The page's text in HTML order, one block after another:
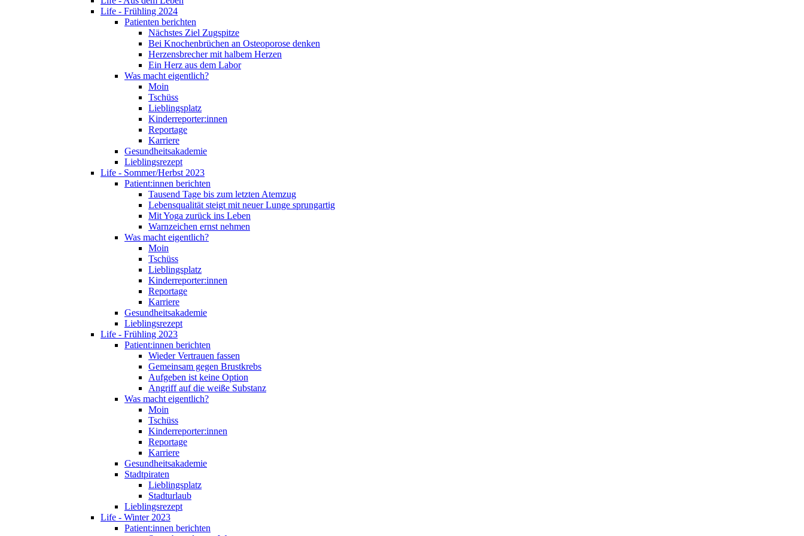
Life - Frühling 2024
Patienten berichten
Nächstes Ziel Zugspitze
Bei Knochenbrüchen an Osteoporose denken
Herzensbrecher mit halbem Herzen
Ein Herz aus dem Labor
Was macht eigentlich?
Moin
Tschüss
Lieblingsplatz
Kinderreporter:innen
Reportage
Karriere
Gesundheitsakademie
Lieblingsrezept
Life - Sommer/Herbst 2023
Patient:innen berichten
Tausend Tage bis zum letzten Atemzug
Lebensqualität steigt mit neuer Lunge sprungartig
Mit Yoga zurück ins Leben
Warnzeichen ernst nehmen
Was macht eigentlich?
Moin
Tschüss
Lieblingsplatz
Kinderreporter:innen
Reportage
Karriere
Gesundheitsakademie
Lieblingsrezept
Life - Frühling 2023
Patient:innen berichten
Wieder Vertrauen fassen
Gemeinsam gegen Brustkrebs
Aufgeben ist keine Option
Angriff auf die weiße Substanz
Was macht eigentlich?
Moin
Tschüss
Kinderreporter:innen
Reportage
Karriere
Gesundheitsakademie
Stadtpiraten
Lieblingsplatz
Stadturlaub
Lieblingsrezept
Life - Winter 2023
Patient:innen berichten